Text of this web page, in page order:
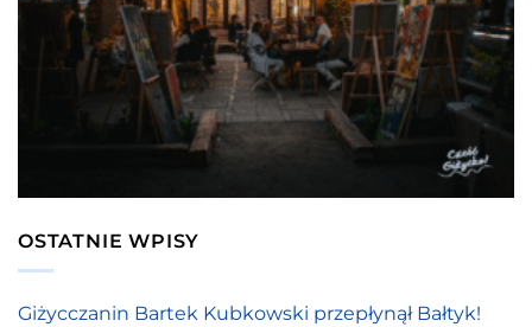
OSTATNIE WPISY
Giżycczanin Bartek Kubkowski przepłynął Bałtyk!